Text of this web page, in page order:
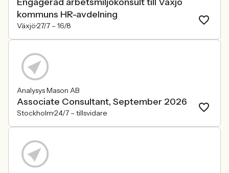
kommuns HR-avdelning
Växjö27/7 – 16/8
Analysys Mason AB
Associate Consultant, September 2026
Stockholm24/7 – tillsvidare